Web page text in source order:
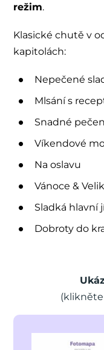
režim.
Klasické chutě v
kapitolách:
Nepečené
Mlsání s
Snadné
Víkendové
Na oslavu
Vánoce &
Sladká hlavní
Dobroty do